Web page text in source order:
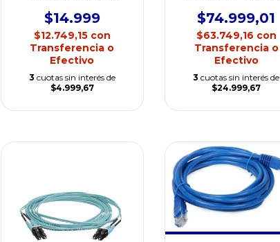
$14.999
$12.749,15 con
Transferencia o
Efectivo
3 cuotas sin interés de
$4.999,67
$74.999,01
$63.749,16 con
Transferencia o
Efectivo
3 cuotas sin interés de
$24.999,67